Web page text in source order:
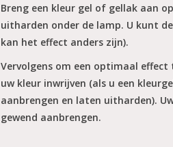
Breng een kleur gel of gellak aan
uitharden onder de lamp. U kunt
kan het effect anders zijn).
Vervolgens om een optimaal
uw kleur inwrijven (als u een
aanbrengen en laten uitharden).
gewend aanbrengen.